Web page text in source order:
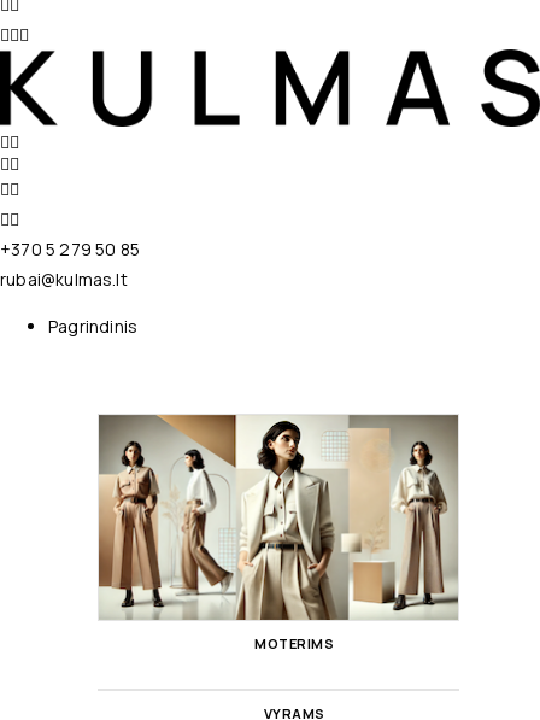
+370 5 279 50 85
rubai@kulmas.lt
Pagrindinis
MOTERIMS
VYRAMS